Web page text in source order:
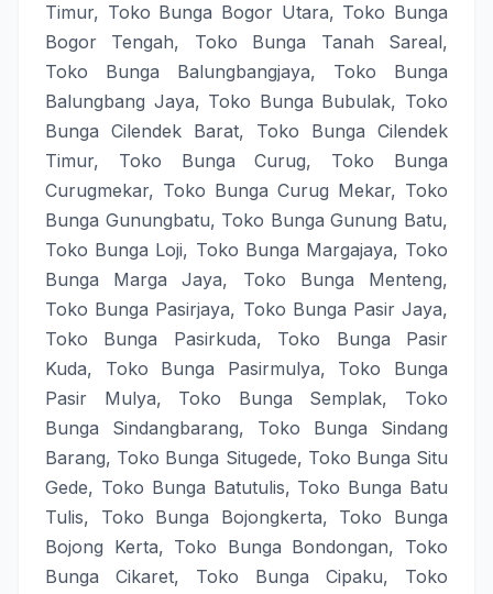
Timur, Toko Bunga Bogor Utara, Toko Bunga
Bogor Tengah, Toko Bunga Tanah Sareal,
Toko Bunga Balungbangjaya, Toko Bunga
Balungbang Jaya, Toko Bunga Bubulak, Toko
Bunga Cilendek Barat, Toko Bunga Cilendek
Timur, Toko Bunga Curug, Toko Bunga
Curugmekar, Toko Bunga Curug Mekar, Toko
Bunga Gunungbatu, Toko Bunga Gunung Batu,
Toko Bunga Loji, Toko Bunga Margajaya, Toko
Bunga Marga Jaya, Toko Bunga Menteng,
Toko Bunga Pasirjaya, Toko Bunga Pasir Jaya,
Toko Bunga Pasirkuda, Toko Bunga Pasir
Kuda, Toko Bunga Pasirmulya, Toko Bunga
Pasir Mulya, Toko Bunga Semplak, Toko
Bunga Sindangbarang, Toko Bunga Sindang
Barang, Toko Bunga Situgede, Toko Bunga Situ
Gede, Toko Bunga Batutulis, Toko Bunga Batu
Tulis, Toko Bunga Bojongkerta, Toko Bunga
Bojong Kerta, Toko Bunga Bondongan, Toko
Bunga Cikaret, Toko Bunga Cipaku, Toko